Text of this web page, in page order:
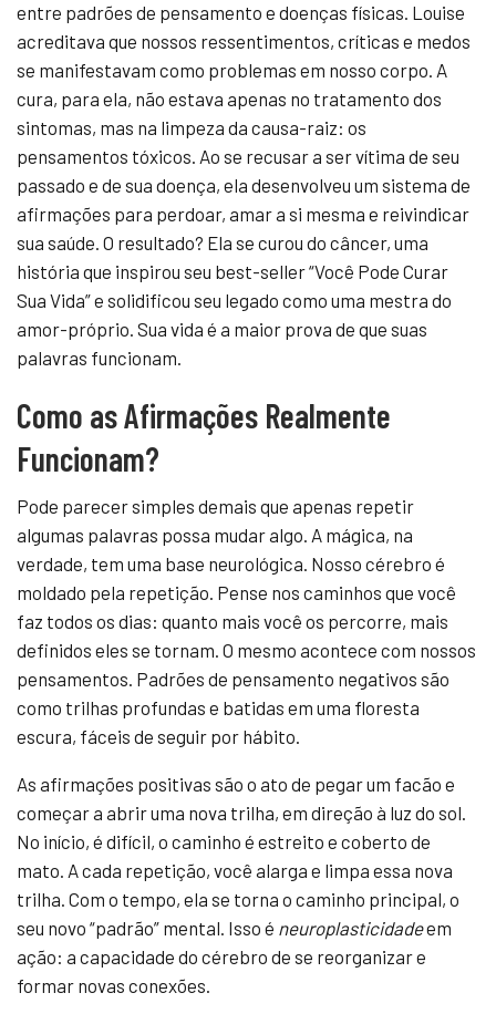
entre padrões de pensamento e doenças físicas. Louise
acreditava que nossos ressentimentos, críticas e medos
se manifestavam como problemas em nosso corpo. A
cura, para ela, não estava apenas no tratamento dos
sintomas, mas na limpeza da causa-raiz: os
pensamentos tóxicos. Ao se recusar a ser vítima de seu
passado e de sua doença, ela desenvolveu um sistema de
afirmações para perdoar, amar a si mesma e reivindicar
sua saúde. O resultado? Ela se curou do câncer, uma
história que inspirou seu best-seller “Você Pode Curar
Sua Vida” e solidificou seu legado como uma mestra do
amor-próprio. Sua vida é a maior prova de que suas
palavras funcionam.
Como as Afirmações Realmente
Funcionam?
Pode parecer simples demais que apenas repetir
algumas palavras possa mudar algo. A mágica, na
verdade, tem uma base neurológica. Nosso cérebro é
moldado pela repetição. Pense nos caminhos que você
faz todos os dias: quanto mais você os percorre, mais
definidos eles se tornam. O mesmo acontece com nossos
pensamentos. Padrões de pensamento negativos são
como trilhas profundas e batidas em uma floresta
escura, fáceis de seguir por hábito.
As afirmações positivas são o ato de pegar um facão e
começar a abrir uma nova trilha, em direção à luz do sol.
No início, é difícil, o caminho é estreito e coberto de
mato. A cada repetição, você alarga e limpa essa nova
trilha. Com o tempo, ela se torna o caminho principal, o
seu novo “padrão” mental. Isso é neuroplasticidadeem
ação: a capacidade do cérebro de se reorganizar e
formar novas conexões.